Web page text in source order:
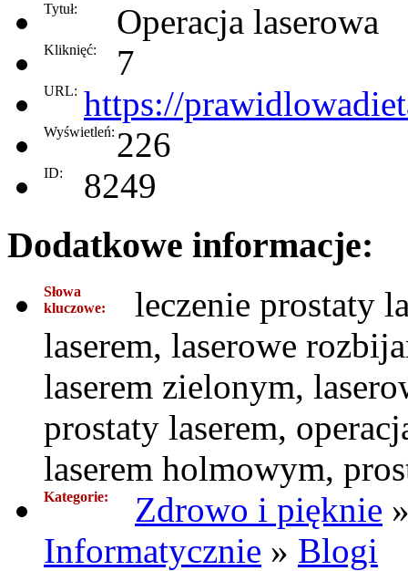
Tytuł: Operacja laserowa
Kliknięć: 7
URL: https://
Wyświetleń: 226
ID: 8249
Dodatkowe informacje:
Słowa
kluczowe:
leczenie prostaty
laserem, laserowe
laserem zielonym,
prostaty laserem,
laserem holmowym,
Kategorie: Zdrowo i pięknie
Informatycznie » Blogi